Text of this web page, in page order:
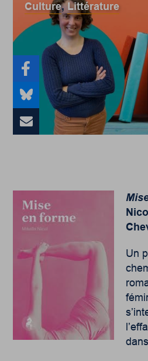
Culture, Littérature
Un